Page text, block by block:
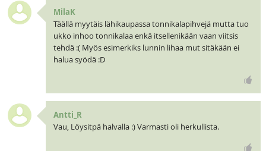
MilaK
Täällä myytäis lähikaupassa tonnikalapihvejä mutta tuo
ukko inhoo tonnikalaa enkä itsellenikään vaan viitsis
tehdä :( Myös esimerkiks lunnin lihaa mut sitäkään ei
halua syödä :D
Antti_R
Vau, Löysitpä halvalla :) Varmasti oli herkullista.